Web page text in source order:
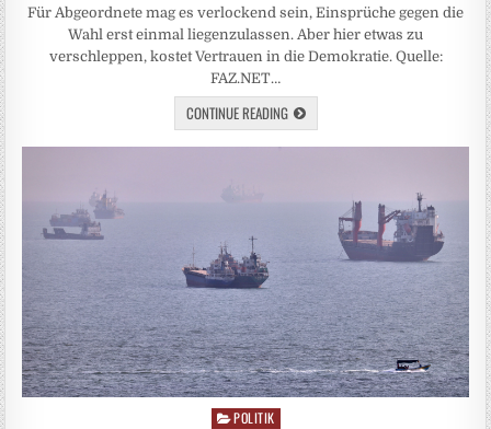
Für Abgeordnete mag es verlockend sein, Einsprüche gegen die
Wahl erst einmal liegenzulassen. Aber hier etwas zu
verschleppen, kostet Vertrauen in die Demokratie. Quelle:
FAZ.NET…
CONTINUE READING
Posted
POLITIK